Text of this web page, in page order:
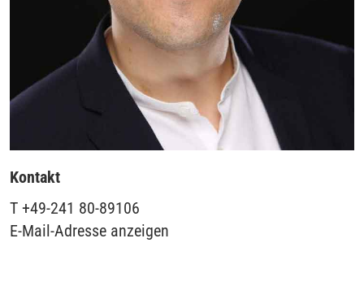
Kontakt
T +49-241 80-89106
E-Mail-Adresse anzeigen